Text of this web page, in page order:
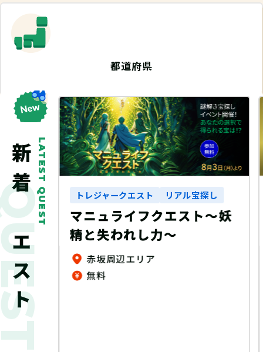
都道府県
LATEST QUEST
新着クエスト
し
謎
ゆめタウン、ゆめマート、ゆめテラス、 ゆめシティ、ゆめモール店内（一部店舗除く）
トレジャークエスト リアル宝探し
マニュライフクエスト～妖
精と失われし力～
赤坂周辺エリア
無料